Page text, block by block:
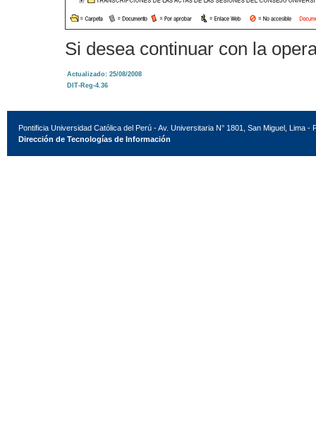
Si desea continuar con la
Actualizado: 25/08/2008
DIT-Reg-4.36
Pontificia Universidad Católica del Perú - Av. Universitaria N° 1801, San Miguel, Lima -
Dirección de Tecnologías de Información